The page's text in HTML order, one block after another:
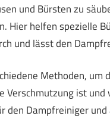
und Bürsten zu
Hier helfen spezielle
und lässt den
Methoden, um
Verschmutzung ist
den Dampfreiniger